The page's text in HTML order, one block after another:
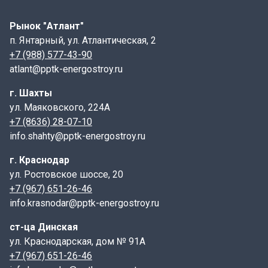
длиной проёмов 3000 мм величина опирания может
достигать от 170 до 300 мм, а если длина перемычки
превышает 2500–3000 мм — 150 мм.
Маркировка
Пример маркировки: 8ПБ 17-2 , где:
- 8 –порядковый номер поперечного сечения бруска;
- 17 — длина изделия в дециметрах;
- 2 — расчётная нагрузка в кН/м.
- Цифра перед ПБ — порядковый номер поперечного
сечения;
Рынок "Атлант"
п. Янтарный, ул. Атлантическая, 2
+7 (988) 577-43-90
atlant@pptk-energostroy.ru
г. Шахты
ул. Маяковского, 224А
+7 (8636) 28-07-10
info.shahty@pptk-energostroy.ru
г. Краснодар
ул. Ростовское шоссе, 20
+7 (967) 651-26-46
info.krasnodar@pptk-energostroy.ru
ст-ца Динская
ул. Краснодарская, дом № 91А
+7 (967) 651-26-46